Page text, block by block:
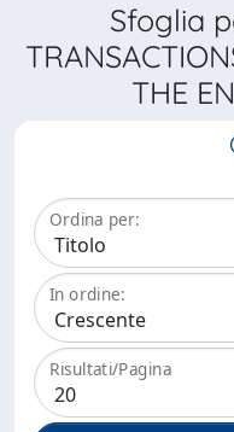
Sfoglia
THE
Ordina per:
In ordine:
Risultati/Pagina